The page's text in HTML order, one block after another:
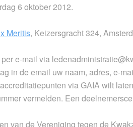
6 oktober 2012.
Meritis, Keizersgracht 324,
per e-mail via
in de email uw naam, adres, e-
via GAIA wilt
vermelden. Een
van de Vereniging tegen de